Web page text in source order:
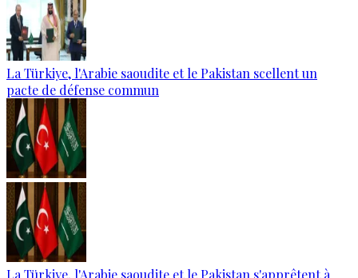
La Türkiye, l'Arabie saoudite et le Pakistan scellent un
pacte de défense commun